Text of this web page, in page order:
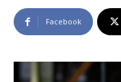
Facebook